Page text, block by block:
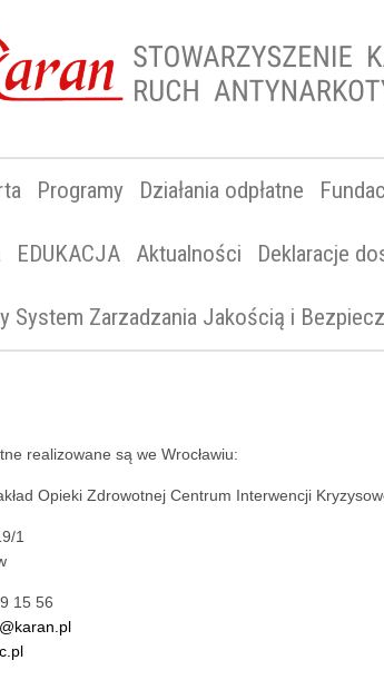
Programy Działania odpłatne
EDUKACJA Aktualności Deklaracje
System Zarzadzania Jakością i
realizowane są we Wrocławiu:
Opieki Zdrowotnej Centrum Interwencji
1
15 56